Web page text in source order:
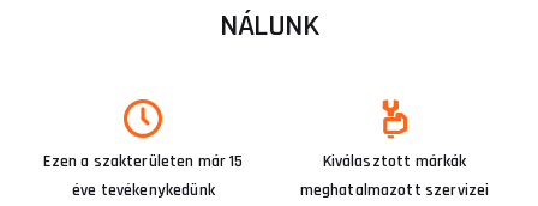
NÁLUNK
Ezen a szakterületen már 15
éve tevékenykedünk
Kiválasztott márkák
meghatalmazott szervizei